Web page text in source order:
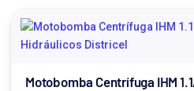
Motobomba Centrífuga IHM